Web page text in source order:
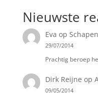
Nieuwste
Eva op
29/07/2014
Prachtig beroep
Dirk Reijne op
09/05/2014